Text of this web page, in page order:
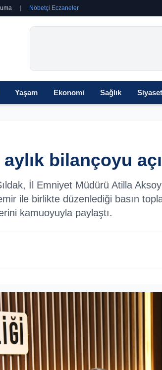
Nöbetçi Eczaneler
Yaşam Ekonomi Sağlık Siyaset
bilançoyu
İl Emniyet Müdürü Atilla
ile birlikte düzenlediği basın
kamuoyuyla paylaştı.